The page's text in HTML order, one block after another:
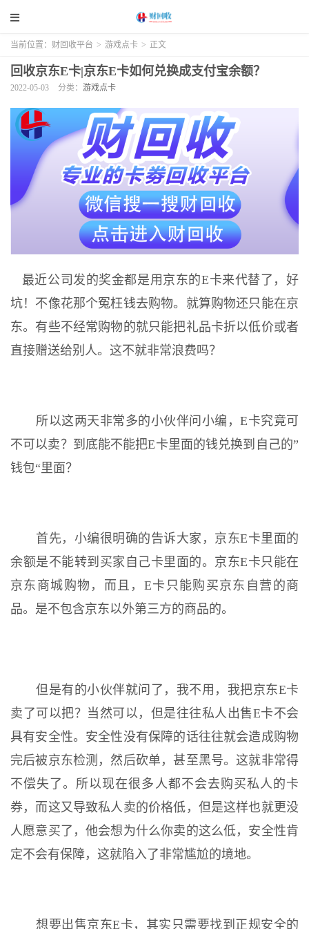
当前位置： 财回收平台 > 游戏点卡 > 正文
回收京东E卡|京东E卡如何兑换成支付宝余额？
2022-05-03 分类： 游戏点卡
最近公司发的奖金都是用京东的E卡来代替了，好
坑！不像花那个冤枉钱去购物。就算购物还只能在京
东。有些不经常购物的就只能把礼品卡折以低价或者
直接赠送给别人。这不就非常浪费吗？
所以这两天非常多的小伙伴问小编，E卡究竟可
不可以卖？到底能不能把E卡里面的钱兑换到自己的”
钱包“里面？
首先，小编很明确的告诉大家，京东E卡里面的
余额是不能转到买家自己卡里面的。京东E卡只能在
京东商城购物，而且，E卡只能购买京东自营的商
品。是不包含京东以外第三方的商品的。
但是有的小伙伴就问了，我不用，我把京东E卡
卖了可以把？当然可以，但是往往私人出售E卡不会
具有安全性。安全性没有保障的话往往就会造成购物
完后被京东检测，然后砍单，甚至黑号。这就非常得
不偿失了。所以现在很多人都不会去购买私人的卡
券，而这又导致私人卖的价格低，但是这样也就更没
人愿意买了，他会想为什么你卖的这么低，安全性肯
定不会有保障，这就陷入了非常尴尬的境地。
想要出售京东E卡，其实只需要找到正规安全的